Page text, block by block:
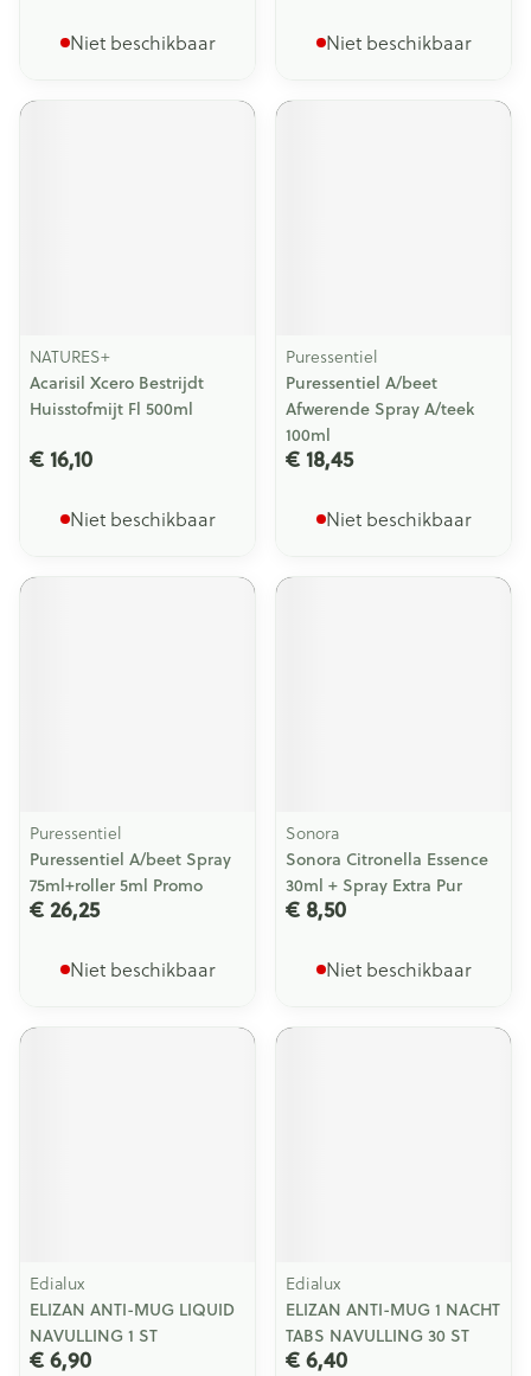
Niet beschikbaar Niet beschikbaar
NATURES+
Acarisil Xcero Bestrijdt
Huisstofmijt Fl 500ml
€ 16,10
Niet beschikbaar
Puressentiel
Puressentiel A/beet
Afwerende Spray A/teek
100ml
€ 18,45
Niet beschikbaar
Puressentiel
Puressentiel A/beet Spray
75ml+roller 5ml Promo
€ 26,25
Niet beschikbaar
Sonora
Sonora Citronella Essence
30ml + Spray Extra Pur
€ 8,50
Niet beschikbaar
Edialux
ELIZAN ANTI-MUG LIQUID
NAVULLING 1 ST
€ 6,90
Edialux
ELIZAN ANTI-MUG 1 NACHT
TABS NAVULLING 30 ST
€ 6,40